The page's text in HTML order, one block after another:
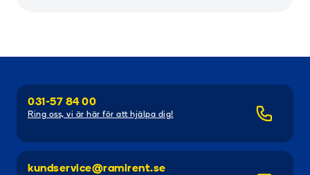
031-57 84 00
Ring oss, vi är här för att hjälpa dig!
kundservice@ramirent.se